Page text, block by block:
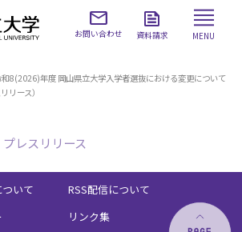
お問い合わせ 資料請求 MENU
8(2026)年度 岡山県立大学入学者選抜における変更について
リース）
プレスリリース
いて
RSS配信について
リンク集